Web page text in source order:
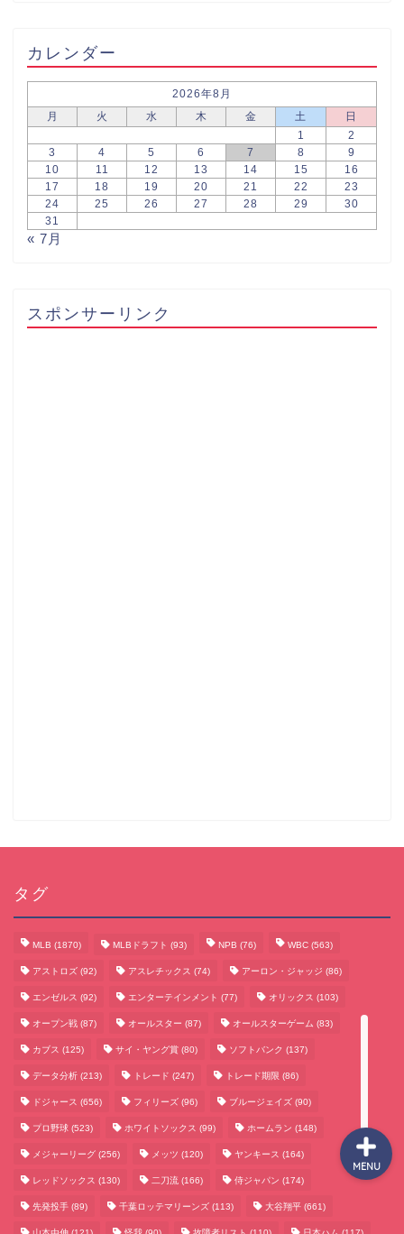
カレンダー
2026年8月
月
火 水 木 金 土
日
1
2
3
4 5 6 7 8
9
10
11 12 13 14 15
16
17
18 19 20 21 22
23
24
25 26 27 28 29
30
31
« 7月
スポンサーリンク
タグ
MLB (1870) MLBドラフト (93) NPB (76) WBC (563)
アストロズ (92) アスレチックス (74) アーロン・ジャッジ (86)
エンゼルス (92) エンターテインメント (77) オリックス (103)
オープン戦 (87) オールスター (87) オールスターゲーム (83)
カブス (125) サイ・ヤング賞 (80) ソフトバンク (137)
データ分析 (213) トレード (247) トレード期限 (86)
ドジャース (656) フィリーズ (96) ブルージェイズ (90)
プロ野球 (523) ホワイトソックス (99) ホームラン (148)
メジャーリーグ (256) メッツ (120) ヤンキース (164)
レッドソックス (130) 二刀流 (166) 侍ジャパン (174)
先発投手 (89) 千葉ロッテマリーンズ (113) 大谷翔平 (661)
MENU
ゲームまとめ
テクノロジーまとめ
ビジネス・経済まとめ